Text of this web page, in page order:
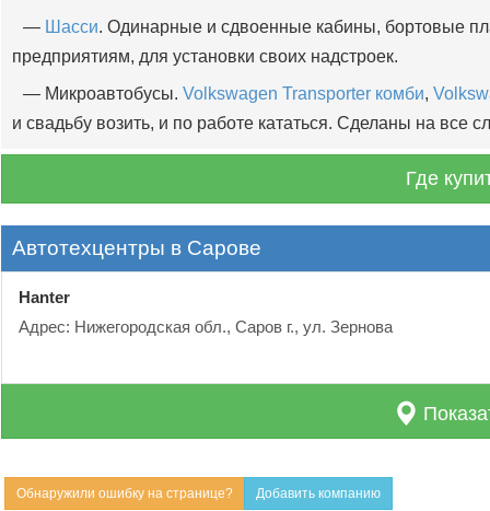
— Шасси. Одинарные и сдвоенные кабины, бортовые
предприятиям, для установки своих надстроек.
— Микроавтобусы. Volkswagen Transporter комби,
и свадьбу возить, и по работе кататься. Сделаны на все
Где
Автотехцентры в Сарове
Hanter
Адрес: Нижегородская обл., Саров г., ул. Зернова
Обнаружили ошибку на странице? Добавить компанию